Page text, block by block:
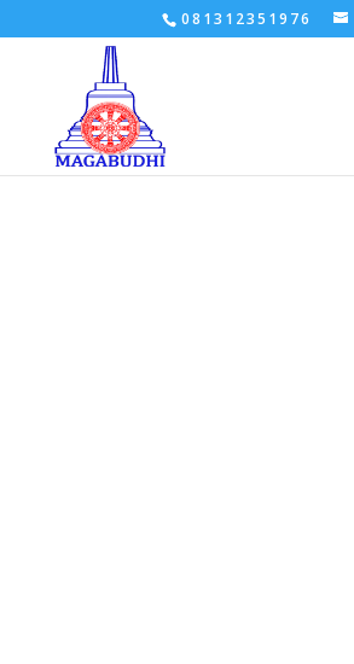
081312351976